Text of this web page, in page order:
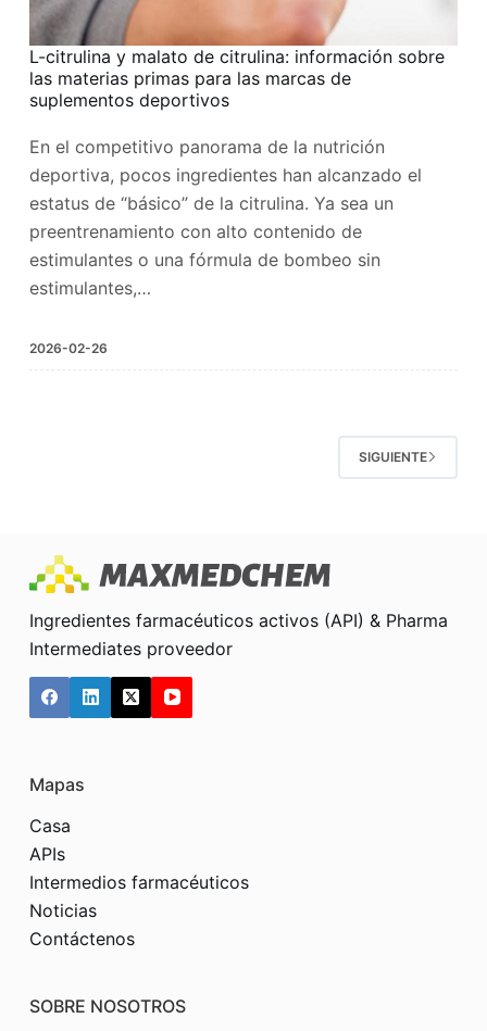
L-citrulina y malato de citrulina: información sobre
las materias primas para las marcas de
suplementos deportivos
En el competitivo panorama de la nutrición
deportiva, pocos ingredientes han alcanzado el
estatus de “básico” de la citrulina. Ya sea un
preentrenamiento con alto contenido de
estimulantes o una fórmula de bombeo sin
estimulantes,…
2026-02-26
SIGUIENTE
Ingredientes farmacéuticos activos (API) & Pharma
Intermediates proveedor
Mapas
Casa
APIs
Intermedios farmacéuticos
Noticias
Contáctenos
SOBRE NOSOTROS